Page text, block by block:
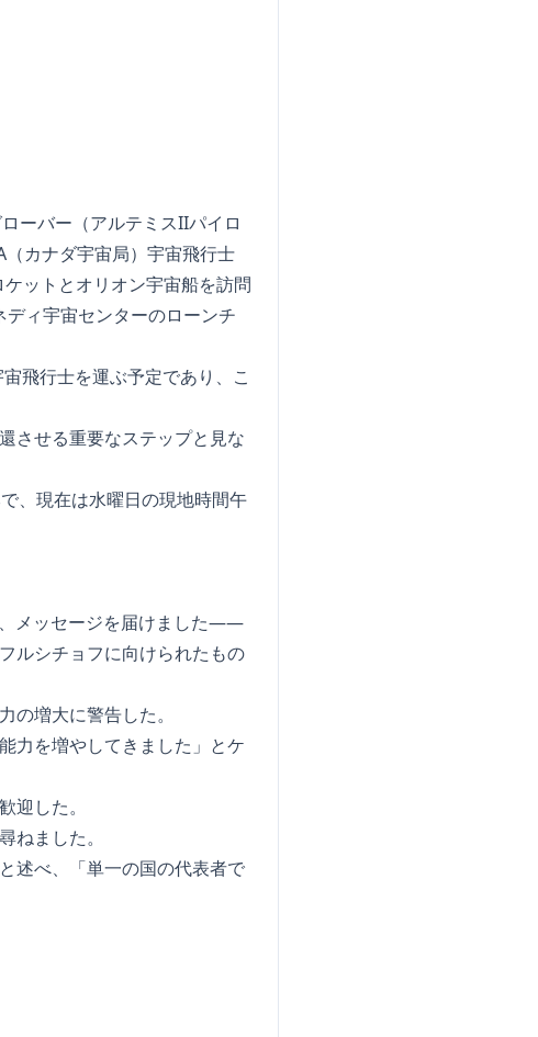
ーバー（アルテミスIIパイロ
カナダ宇宙局）宇宙飛行士
ットとオリオン宇宙船を訪問
ィ宇宙センターのローンチ
飛行士を運ぶ予定であり、こ
させる重要なステップと見な
、現在は水曜日の現地時間午
メッセージを届けました――
ルシチョフに向けられたもの
増大に警告した。
力を増やしてきました」とケ
迎した。
ねました。
述べ、「単一の国の代表者で